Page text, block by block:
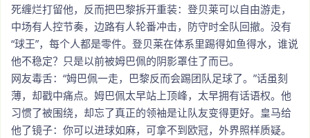
死缠烂打留他，反而把巴黎拆开重装：登贝莱可以自由游走，
中场有人控节奏，边路有人轮番冲击，防守时全队回撤。没有
“球王”，每个人都是零件。登贝莱在体系里踢得如鱼得水，谁说
他不稳定？只是以前被姆巴佩的阴影罩住了而已。
网友毒舌：“姆巴佩一走，巴黎反而会踢团队足球了。”话虽刻
薄，却戳中痛点。姆巴佩太早站上顶峰，太早拥有话语权。他
习惯了被围绕，却忘了真正的领袖是让队友变得更好。皇马给
他了镜子：你可以进球如麻，可拿不到欧冠，外界照样质疑。